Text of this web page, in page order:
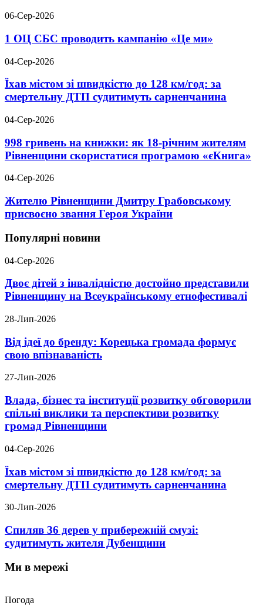
06-Сер-2026
1 ОЦ СБС проводить кампанію «Це ми»
04-Сер-2026
Їхав містом зі швидкістю до 128 км/год: за
смертельну ДТП судитимуть сарненчанина
04-Сер-2026
998 гривень на книжки: як 18-річним жителям
Рівненщини скористатися програмою «єКнига»
04-Сер-2026
Жителю Рівненщини Дмитру Грабовському
присвоєно звання Героя України
Популярні новини
04-Сер-2026
Двоє дітей з інвалідністю достойно представили
Рівненщину на Всеукраїнському етнофестивалі
28-Лип-2026
Від ідеї до бренду: Корецька громада формує
свою впізнаваність
27-Лип-2026
Влада, бізнес та інституції розвитку обговорили
спільні виклики та перспективи розвитку
громад Рівненщини
04-Сер-2026
Їхав містом зі швидкістю до 128 км/год: за
смертельну ДТП судитимуть сарненчанина
30-Лип-2026
Спиляв 36 дерев у прибережній смузі:
судитимуть жителя Дубенщини
Ми в мережі
Погода